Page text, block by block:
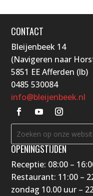
CONTACT
Bleijenbeek 14
(Navigeren naar
5851 EE Afferden (lb)
0485 530084
info@bleijenbeek.nl
OPENINGSTIJDEN
Receptie: 08:00 –
Restaurant: 11:00 –
zondag 10.00 uur –